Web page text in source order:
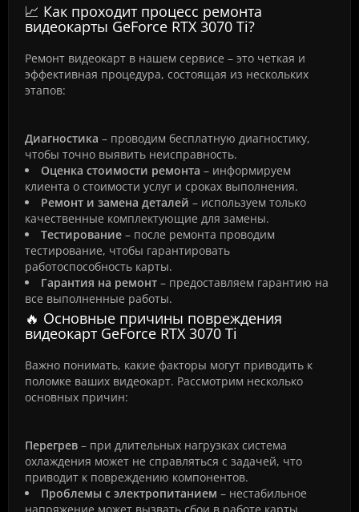
📈 Как проходит процесс ремонта
видеокарты GeForce RTX 3070 Ti?
Ремонт видеокарт в нашем сервисе – это четкая и
эффективная процедура, состоящая из нескольких
этапов:
Диагностика – проводим бесплатную диагностику,
чтобы точно выявить неисправность.
Оценка стоимости ремонта – информируем
клиента о стоимости услуг и сроках выполнения.
Ремонт и замена деталей – используем только
качественные комплектующие для замены.
Тестирование – после ремонта проводим
тестирование, чтобы гарантировать
работоспособность карты.
Гарантия на ремонт – предоставляем гарантию на
все выполненные работы.
🔥 Основные причины повреждения
видеокарт GeForce RTX 3070 Ti
Важно понимать, какие факторы могут приводить к
поломке ваших видеокарт. Рассмотрим несколько
основных причин:
Перегрев – при длительных нагрузках система
охлаждения может не справляться с задачей, что
приводит к повреждению компонентов.
Проблемы с электропитанием – нестабильное